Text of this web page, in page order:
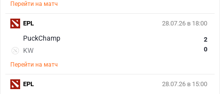
Перейти на матч
28.07.26 в 18:00
PuckChamp
KW
2
0
Перейти на матч
EPL
28.07.26 в 15:00
EPL